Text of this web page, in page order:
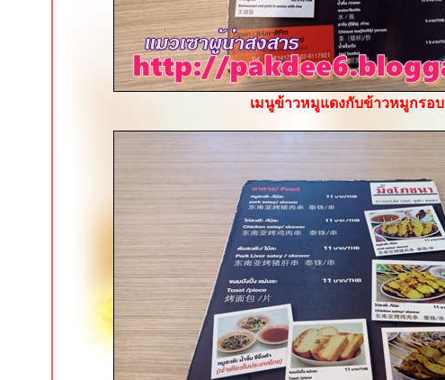
เมนูข้าวหมูแดงกับข้าวหมูกรอบ